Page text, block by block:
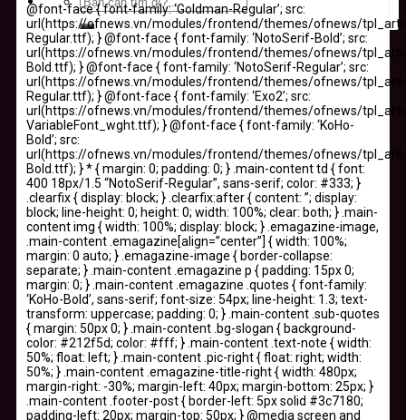
@font-face { font-family: ‘Goldman-Regular’; src:
url(https://ofnews.vn/modules/frontend/themes/ofnews/
Regular.ttf); } @font-face { font-family: ‘NotoSerif-Bold’; src:
url(https://ofnews.vn/modules/frontend/themes/ofnews/
Bold.ttf); } @font-face { font-family: ‘NotoSerif-Regular’; src:
url(https://ofnews.vn/modules/frontend/themes/ofnews/
Regular.ttf); } @font-face { font-family: ‘Exo2’; src:
url(https://ofnews.vn/modules/frontend/themes/ofnews/
VariableFont_wght.ttf); } @font-face { font-family: ‘KoHo-
Bold’; src:
url(https://ofnews.vn/modules/frontend/themes/ofnews/
Bold.ttf); } * { margin: 0; padding: 0; } .main-content td { font:
400 18px/1.5 “NotoSerif-Regular”, sans-serif; color: #333; }
.clearfix { display: block; } .clearfix:after { content: ”; display:
block; line-height: 0; height: 0; width: 100%; clear: both; } .main-
content img { width: 100%; display: block; } .emagazine-image,
.main-content .emagazine[align=”center”] { width: 100%;
margin: 0 auto; } .emagazine-image { border-collapse:
separate; } .main-content .emagazine p { padding: 15px 0;
margin: 0; } .main-content .emagazine .quotes { font-family:
‘KoHo-Bold’, sans-serif; font-size: 54px; line-height: 1.3; text-
transform: uppercase; padding: 0; } .main-content .sub-quotes
{ margin: 50px 0; } .main-content .bg-slogan { background-
color: #212f5d; color: #fff; } .main-content .text-note { width:
50%; float: left; } .main-content .pic-right { float: right; width:
50%; } .main-content .emagazine-title-right { width: 480px;
margin-right: -30%; margin-left: 40px; margin-bottom: 25px; }
.main-content .footer-post { border-left: 5px solid #3c7180;
padding-left: 20px; margin-top: 50px; } @media screen and